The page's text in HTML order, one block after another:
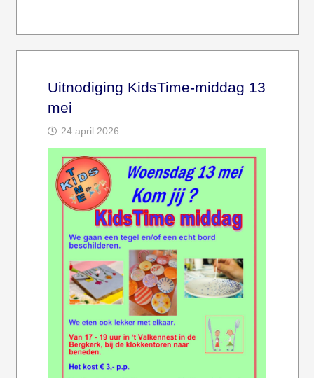
Uitnodiging KidsTime-middag 13
mei
24 april 2026